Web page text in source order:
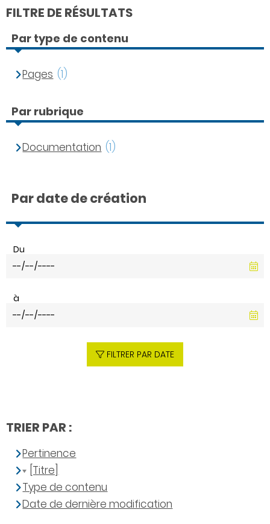
FILTRE DE RÉSULTATS
Par type de contenu
Pages (1)
Par rubrique
Documentation (1)
Par date de création
Du
à
FILTRER PAR DATE
TRIER PAR :
Pertinence
[Titre]
Type de contenu
Date de dernière modification